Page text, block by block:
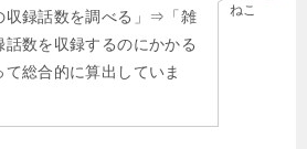
ねこ
録話数を調べる」⇒「雑
数を収録するのにかかる
総合的に算出していま